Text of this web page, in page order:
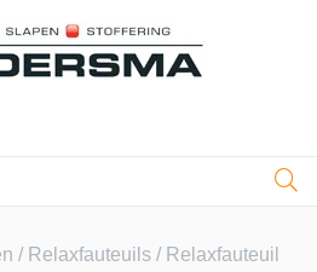
/ Relaxfauteuils / Relaxfauteuil